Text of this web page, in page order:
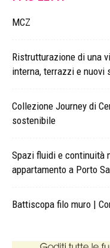
MCZ
Ristrutturazione di una
interna, terrazzi e nuovi
Collezione Journey di
sostenibile
Spazi fluidi e continuità
appartamento a Porto
Battiscopa filo muro |